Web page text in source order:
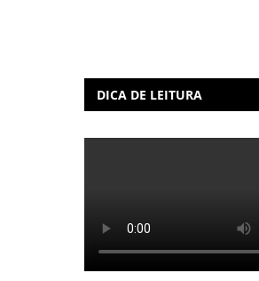
DICA DE LEITURA